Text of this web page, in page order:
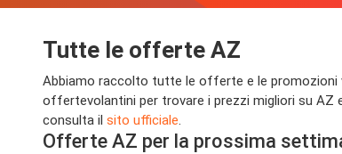
Tutte le offerte AZ
Abbiamo raccolto tutte le offerte e le promozioni
offertevolantini per trovare i prezzi migliori su AZ
consulta il sito ufficiale.
Offerte AZ per la prossima